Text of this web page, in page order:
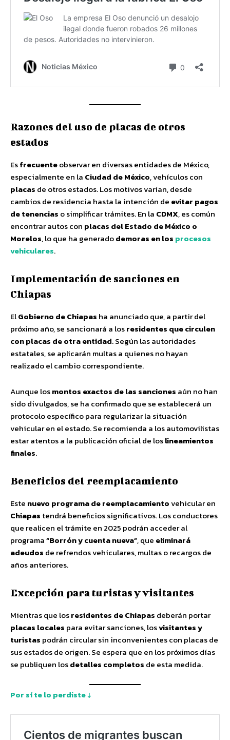
Razones del uso de placas de otros
estados
Esfrecuenteobservar en diversas entidades de México,
especialmente en la Ciudad de México, vehículos con
placas de otros estados. Los motivos varían, desde
cambios de residencia hasta la intención de evitar pagos
de tenencias o simplificar trámites. En la CDMX, es común
encontrar autos con placas del Estado de México o
Morelos, lo que ha generadodemoras en los procesos
vehiculares.
Implementación de sanciones en
Chiapas
ElGobierno de Chiapas ha anunciado que, a partir del
próximo año, se sancionará a losresidentes que circulen
con placas de otra entidad. Según las autoridades
estatales, se aplicarán multas a quienes no hayan
realizado el cambio correspondiente.
Aunque losmontos exactos de las sanciones aún no han
sido divulgados, se ha confirmado que se establecerá un
protocolo específico para regularizar la situación
vehicular en el estado. Se recomienda a los automovilistas
estar atentos a la publicación oficial de loslineamientos
finales.
Beneficios del reemplacamiento
Este nuevo programa de reemplacamientovehicular en
Chiapas tendrá beneficios significativos. Los conductores
que realicen el trámite en 2025 podrán acceder al
programa“Borrón y cuenta nueva”, que eliminará
adeudos de refrendos vehiculares, multas o recargos de
años anteriores.
Excepción para turistas y visitantes
Mientras que losresidentes de Chiapas deberán portar
placas locales para evitar sanciones, losvisitantes y
turistas podrán circular sin inconvenientes con placas de
sus estados de origen. Se espera que en los próximos días
se publiquen losdetalles completos de esta medida.
Por sí te lo perdiste ↓